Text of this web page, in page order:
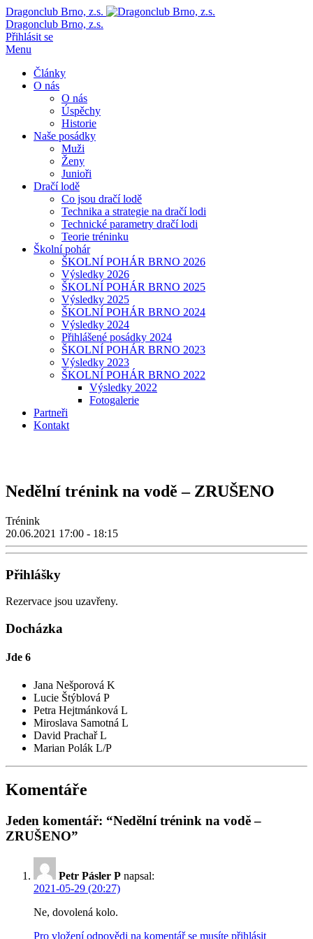
Dragonclub Brno, z.s.
Dragonclub Brno, z.s.
Přihlásit se
Menu
Články
O nás
O nás
Úspěchy
Historie
Naše posádky
Muži
Ženy
Junioři
Dračí lodě
Co jsou dračí lodě
Technika a strategie na dračí lodi
Technické parametry dračí lodi
Teorie tréninku
Školní pohár
ŠKOLNÍ POHÁR BRNO 2026
Výsledky 2026
ŠKOLNÍ POHÁR BRNO 2025
Výsledky 2025
ŠKOLNÍ POHÁR BRNO 2024
Výsledky 2024
Přihlášené posádky 2024
ŠKOLNÍ POHÁR BRNO 2023
Výsledky 2023
ŠKOLNÍ POHÁR BRNO 2022
Výsledky 2022
Fotogalerie
Partneři
Kontakt
Nedělní trénink na vodě – ZRUŠENO
Trénink
20.06.2021 17:00 - 18:15
Přihlášky
Rezervace jsou uzavřeny.
Docházka
Jde 6
Jana Nešporová K
Lucie Štýblová P
Petra Hejtmánková L
Miroslava Samotná L
David Prachař L
Marian Polák L/P
Komentáře
Jeden komentář: “Nedělní trénink na vodě –
ZRUŠENO”
Petr Pásler P napsal:
2021-05-29 (20:27)
Ne, dovolená kolo.
Pro vložení odpovědi na komentář se musíte přihlásit